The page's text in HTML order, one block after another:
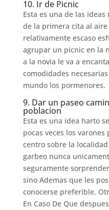
10. Ir de Picnic
Esta es una de las
de la primera cita al
relativamente escaso
agrupar un picnic en la
a la novia le va a
comodidades
mundo los pormenores.
9. Dar un paseo
poblacion
Esta es una idea harto
pocas veces los
centro sobre la
garbeo nunca
seguramente
sino Ademas que les
conocerse preferible.
En Caso De Que